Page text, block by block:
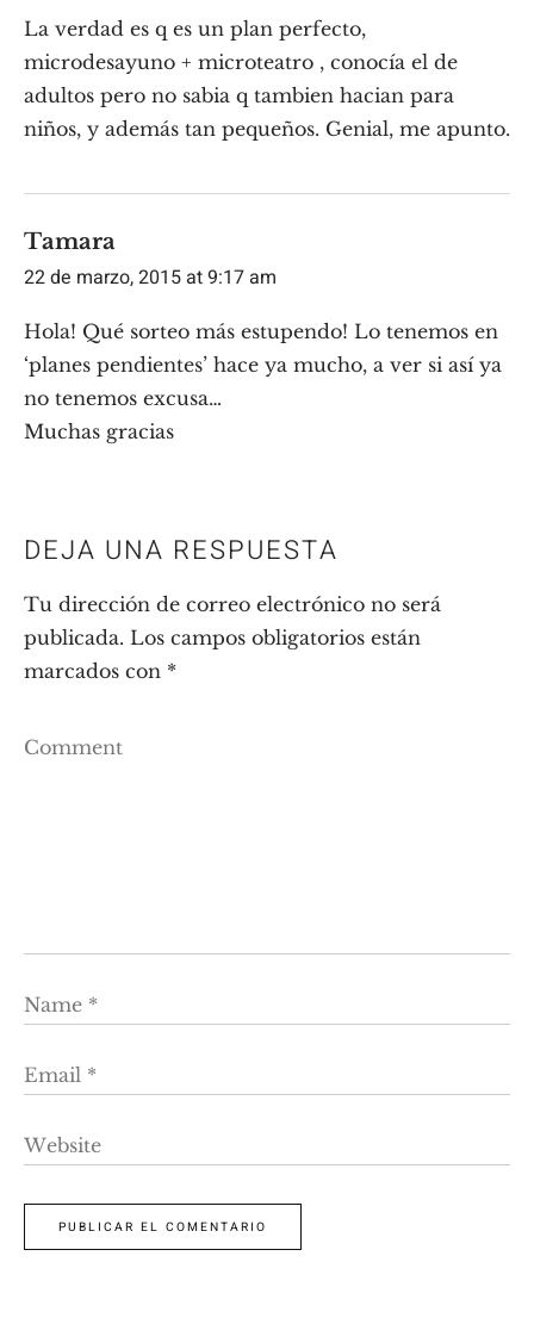
La verdad es q es un plan perfecto,
microdesayuno + microteatro , conocía el de
adultos pero no sabia q tambien hacian para
niños, y además tan pequeños. Genial, me apunto.
Tamara
22 de marzo, 2015 at 9:17 am
Hola! Qué sorteo más estupendo! Lo tenemos en
‘planes pendientes’ hace ya mucho, a ver si así ya
no tenemos excusa…
Muchas gracias
DEJA UNA RESPUESTA
Tu dirección de correo electrónico no será
publicada. Los campos obligatorios están
marcados con *
Comment
Name *
Email *
Website
PUBLICAR EL COMENTARIO